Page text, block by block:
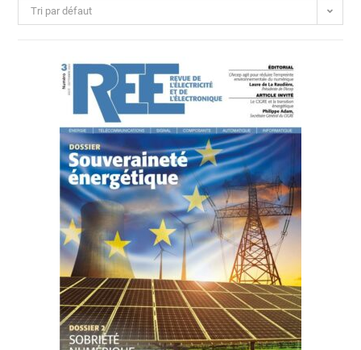
Tri par défaut